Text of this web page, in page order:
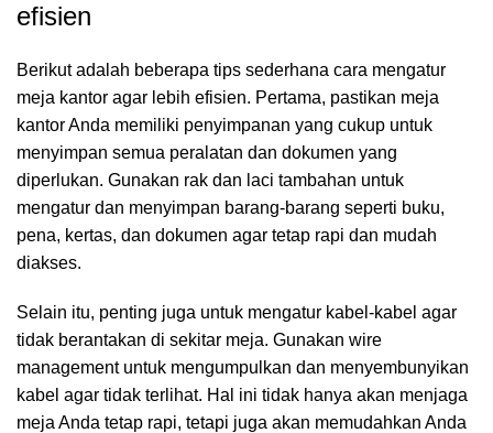
efisien
Berikut adalah beberapa tips sederhana cara mengatur
meja kantor agar lebih efisien. Pertama, pastikan meja
kantor Anda memiliki penyimpanan yang cukup untuk
menyimpan semua peralatan dan dokumen yang
diperlukan. Gunakan rak dan laci tambahan untuk
mengatur dan menyimpan barang-barang seperti buku,
pena, kertas, dan dokumen agar tetap rapi dan mudah
diakses.
Selain itu, penting juga untuk mengatur kabel-kabel agar
tidak berantakan di sekitar meja. Gunakan wire
management untuk mengumpulkan dan menyembunyikan
kabel agar tidak terlihat. Hal ini tidak hanya akan menjaga
meja Anda tetap rapi, tetapi juga akan memudahkan Anda